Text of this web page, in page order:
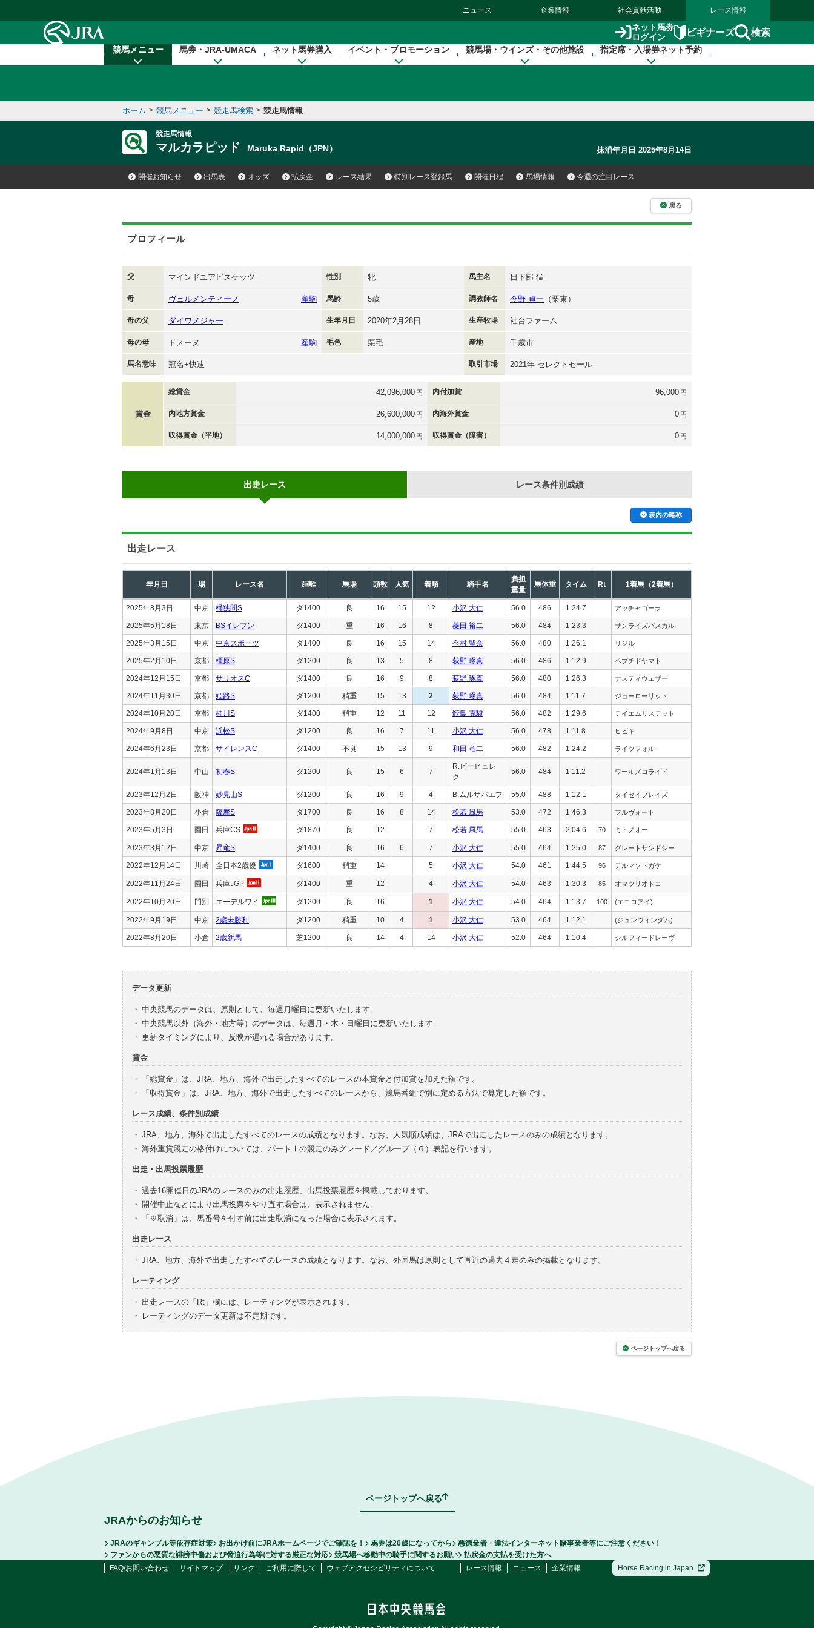
ニュース 企業情報 社会貢献活動 レース情報
ネット馬券
ログイン
ビギナーズ 検索
競馬メニュー 馬券・JRA-UMACA ネット馬券購入 イベント・プロモーション 競馬場・ウインズ・その他施設 指定席・入場券ネット予約
ホーム > 競馬メニュー > 競走馬検索 > 競走馬情報
競走馬情報
マルカラピッド Maruka Rapid（JPN） 抹消年月日 2025年8月14日
開催お知らせ 出馬表 オッズ 払戻金 レース結果 特別レース登録馬 開催日程 馬場情報 今週の注目レース
戻る
プロフィール
父 マインドユアビスケッツ 性別 牝 馬主名 日下部 猛
母 ヴェルメンティーノ 産駒 馬齢 5歳 調教師名 今野 貞一 （栗東）
母の父 ダイワメジャー 生年月日 2020年2月28日 生産牧場 社台ファーム
母の母 ドメーヌ 産駒 毛色 栗毛 産地 千歳市
馬名意味 冠名+快速 取引市場 2021年 セレクトセール
賞金
総賞金 42,096,000 円 内付加賞 96,000 円
内地方賞金 26,600,000 円 内海外賞金 0 円
収得賞金（平地） 14,000,000 円 収得賞金（障害） 0 円
出走レース レース条件別成績
表内の略称
出走レース
年月日 場 レース名 距離 馬場 頭数 人気 着順 騎手名
負担
重量
馬体重 タイム Rt 1着馬（2着馬）
2025年8月3日 中京 桶狭間S ダ1400 良 16 15 12 小沢 大仁 56.0 486 1:24.7 アッチャゴーラ
2025年5月18日 東京 BSイレブン ダ1400 重 16 16 8 菱田 裕二 56.0 484 1:23.3 サンライズパスカル
2025年3月15日 中京 中京スポーツ ダ1400 良 16 15 14 今村 聖奈 56.0 480 1:26.1 リジル
2025年2月10日 京都 橿原S ダ1200 良 13 5 8 荻野 琢真 56.0 486 1:12.9 ペプチドヤマト
2024年12月15日 京都 サリオスC ダ1400 良 16 9 8 荻野 琢真 56.0 480 1:26.3 ナスティウェザー
2024年11月30日 京都 姫路S ダ1200 稍重 15 13 2 荻野 琢真 56.0 484 1:11.7 ジョーローリット
2024年10月20日 京都 桂川S ダ1400 稍重 12 11 12 鮫島 克駿 56.0 482 1:29.6 テイエムリステット
2024年9月8日 中京 浜松S ダ1200 良 16 7 11 小沢 大仁 56.0 478 1:11.8 ヒビキ
2024年6月23日 京都 サイレンスC ダ1400 不良 15 13 9 和田 竜二 56.0 482 1:24.2 ライツフォル
2024年1月13日 中山 初春S ダ1200 良 15 6 7
R.ピーヒュレ
ク
56.0 484 1:11.2 ワールズコライド
2023年12月2日 阪神 妙見山S ダ1200 良 16 9 4 B.ムルザバエフ 55.0 488 1:12.1 タイセイブレイズ
2023年8月20日 小倉 薩摩S ダ1700 良 16 8 14 松若 風馬 53.0 472 1:46.3 フルヴォート
2023年5月3日 園田 兵庫CS ダ1870 良 12 7 松若 風馬 55.0 463 2:04.6 70 ミトノオー
2023年3月12日 中京 昇竜S ダ1400 良 16 6 7 小沢 大仁 55.0 464 1:25.0 87 グレートサンドシー
2022年12月14日 川崎 全日本2歳優 ダ1600 稍重 14 5 小沢 大仁 54.0 461 1:44.5 96 デルマソトガケ
2022年11月24日 園田 兵庫JGP ダ1400 重 12 4 小沢 大仁 54.0 463 1:30.3 85 オマツリオトコ
2022年10月20日 門別 エーデルワイ ダ1200 良 16 1 小沢 大仁 54.0 464 1:13.7 100 (エコロアイ)
2022年9月19日 中京 2歳未勝利 ダ1200 稍重 10 4 1 小沢 大仁 53.0 464 1:12.1 (ジュンウィンダム)
2022年8月20日 小倉 2歳新馬 芝1200 良 14 4 14 小沢 大仁 52.0 464 1:10.4 シルフィードレーヴ
データ更新
・ 中央競馬のデータは、原則として、毎週月曜日に更新いたします。
・ 中央競馬以外（海外・地方等）のデータは、毎週月・木・日曜日に更新いたします。
・ 更新タイミングにより、反映が遅れる場合があります。
賞金
・
「総賞金」は、JRA、地方、海外で出走したすべてのレースの本賞金と付加賞を加えた額です。
・
「収得賞金」は、JRA、地方、海外で出走したすべてのレースから、競馬番組で別に定める方法で算定した額です。
レース成績、条件別成績
・ JRA、地方、海外で出走したすべてのレースの成績となります。なお、人気順成績は、JRAで出走したレースのみの成績となります。
・ 海外重賞競走の格付けについては、パートⅠの競走のみグレード／グループ（Ｇ）表記を行います。
出走・出馬投票履歴
・ 過去16開催日のJRAのレースのみの出走履歴、出馬投票履歴を掲載しております。
・ 開催中止などにより出馬投票をやり直す場合は、表示されません。
・
「※取消」は、馬番号を付す前に出走取消になった場合に表示されます。
出走レース
・ JRA、地方、海外で出走したすべてのレースの成績となります。なお、外国馬は原則として直近の過去４走のみの掲載となります。
レーティング
・ 出走レースの「Rt」欄には、レーティングが表示されます。
・
レーティングのデータ更新は不定期です。
ページトップへ戻る
ページトップへ戻る
JRAからのお知らせ
JRAのギャンブル等依存症対策 お出かけ前にJRAホームページでご確認を！ 馬券は20歳になってから
悪徳業者・違法インターネット賭事業者等にご注意ください！
ファンからの悪質な誹謗中傷および脅迫行為等に対する厳正な対応
競馬場へ移動中の騎手に関するお願い
払戻金の支払を受けた方へ
FAQ/お問い合わせ
サイトマップ リンク ご利用に際して ウェブアクセシビリティについて レース情報 ニュース 企業情報 Horse Racing in Japan